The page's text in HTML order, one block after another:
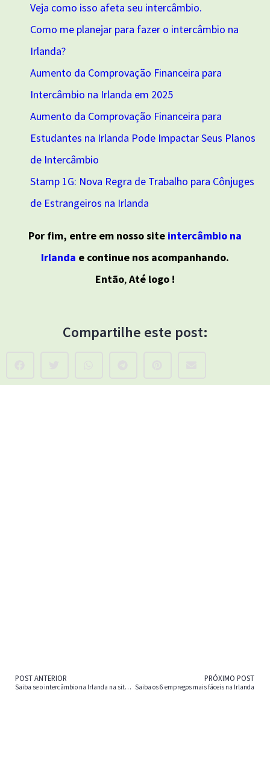
Veja como isso afeta seu intercâmbio.
Como me planejar para fazer o intercâmbio na
Irlanda?
Aumento da Comprovação Financeira para
Intercâmbio na Irlanda em 2025
Aumento da Comprovação Financeira para
Estudantes na Irlanda Pode Impactar Seus Planos
de Intercâmbio
Stamp 1G: Nova Regra de Trabalho para Cônjuges
de Estrangeiros na Irlanda
Por fim, entre em nosso site intercâmbio na
Irlanda e continue nos acompanhando.
Então,Até logo !
Compartilhe este post:
POST ANTERIOR
Saiba se o intercâmbio na Irlanda na situação atual vale a pena ?
PRÓXIMO POST
Saiba os 6 empregos mais fáceis na Irlanda